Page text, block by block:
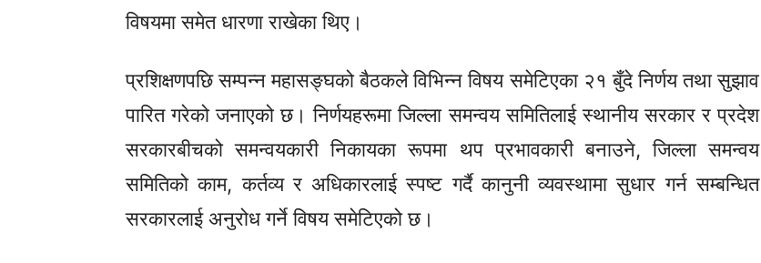
विषयमा समेत धारणा राखेका थिए।
प्रशिक्षणपछि सम्पन्न महासङ्घको बैठकले विभिन्न विषय समेटिएका २१ बुँदे निर्णय तथा सुझाव
पारित गरेको जनाएको छ। निर्णयहरूमा जिल्ला समन्वय समितिलाई स्थानीय सरकार र प्रदेश
सरकारबीचको समन्वयकारी निकायका रूपमा थप प्रभावकारी बनाउने, जिल्ला समन्वय
समितिको काम, कर्तव्य र अधिकारलाई स्पष्ट गर्दै कानुनी व्यवस्थामा सुधार गर्न सम्बन्धित
सरकारलाई अनुरोध गर्ने विषय समेटिएको छ।